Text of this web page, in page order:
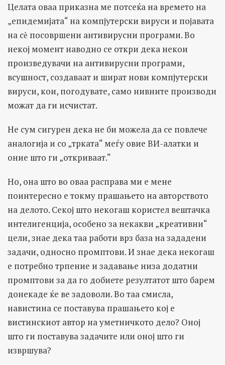
Целата оваа приказна ме потсеќа на времето на
„епидемијата“ на компјутерски вируси и појавата
на сѐ посовршени антивирусни програми. Во
некој момент наводно се откри дека некои
произведувачи на антивирусни програми,
всушност, создаваат и шират нови компјутерски
вируси, кои, погодувате, само нивните производи
можат да ги исчистат.
Не сум сигурен дека не би можела да се повлече
аналогија и со „трката“ меѓу овие ВИ-алатки и
оние што ги „откриваат.“
Но, она што во оваа расправа ми е мене
поинтересно е токму прашањето на авторството
на делото. Секој што некогаш користел вештачка
интелигенција, особено за некакви „креативни“
цели, знае дека таа работи врз база на зададени
задачи, односно промптови. И знае дека некогаш
е потребно трпение и задавање низа додатни
промптови за да го добиете резултатот што барем
донекаде ќе ве задоволи. Во таа смисла,
навистина се поставува прашањето кој е
вистинскиот автор на уметничкото дело? Оној
што ги поставува задачите или оној што ги
извршува?